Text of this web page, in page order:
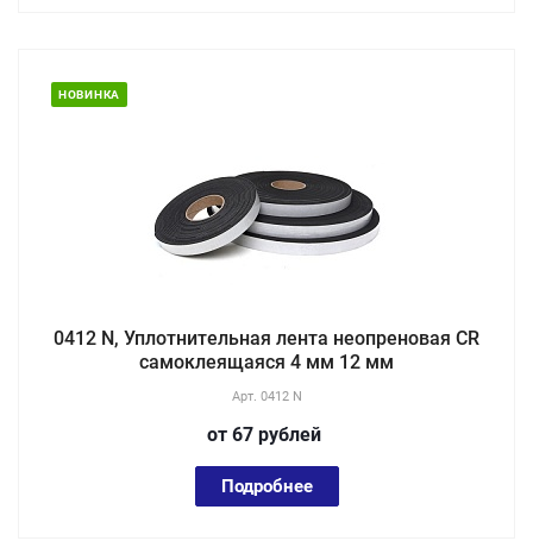
НОВИНКА
0412 N, Уплотнительная лента неопреновая CR
самоклеящаяся 4 мм 12 мм
Арт. 0412 N
от 67 рублей
Подробнее